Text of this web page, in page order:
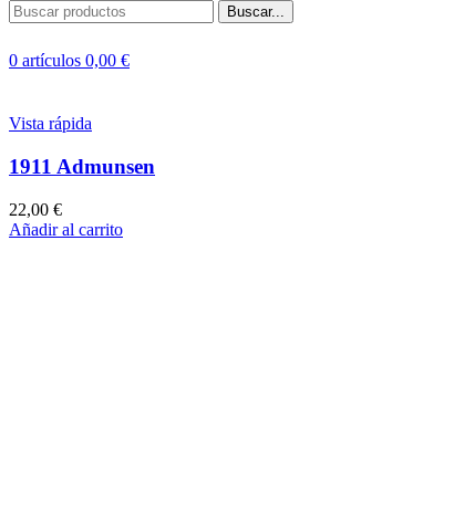
Buscar...
0 artículos 0,00 €
Vista rápida
1911 Admunsen
22,00 €
Añadir al carrito